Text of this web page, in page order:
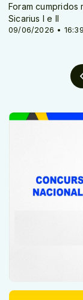
09/06/2026 • 16:39
Foram cumpridos
Sicarius I e II